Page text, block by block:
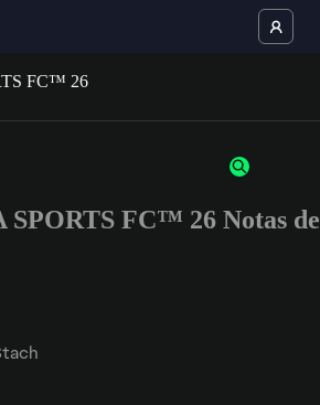
3 caracteres ou números
SPORTS FC™ 26 Notas de